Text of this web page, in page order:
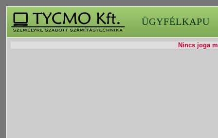
ÜGYFÉLKAPU
Nincs joga